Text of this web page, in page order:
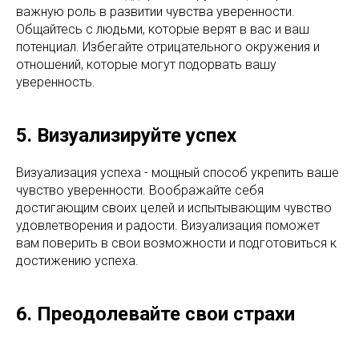
важную роль в развитии чувства уверенности.
Общайтесь с людьми, которые верят в вас и ваш
потенциал. Избегайте отрицательного окружения и
отношений, которые могут подорвать вашу
уверенность.
5. Визуализируйте успех
Визуализация успеха - мощный способ укрепить ваше
чувство уверенности. Воображайте себя
достигающим своих целей и испытывающим чувство
удовлетворения и радости. Визуализация поможет
вам поверить в свои возможности и подготовиться к
достижению успеха.
6. Преодолевайте свои страхи